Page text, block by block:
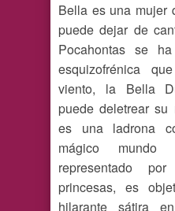
Bella es una mujer
puede dejar de
Pocahontas se
esquizofrénica
viento, la Bella
puede deletrear su
es una ladrona
mágico
representado
princesas, es
hilarante sátira